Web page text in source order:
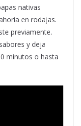
nativas
en rodajas.
previamente.
y deja
minutos o hasta